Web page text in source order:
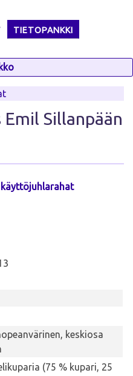
TIETOPANKKI
Sillanpään
käyttöjuhlarahat
keskiosa
(75 % kupari, 25